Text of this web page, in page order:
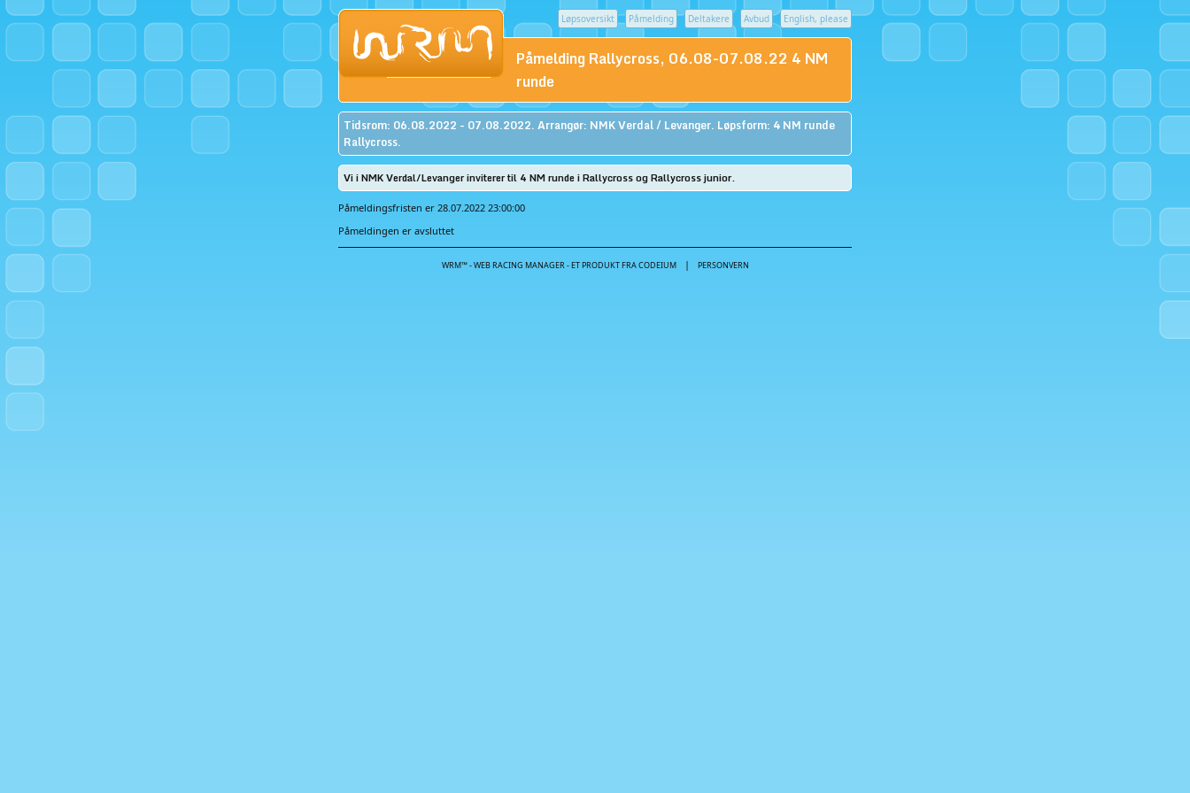
Løpsoversikt Påmelding Deltakere Avbud English, please
Påmelding Rallycross, 06.08-07.08.22 4 NM
runde
Tidsrom: 06.08.2022 - 07.08.2022. Arrangør: NMK Verdal / Levanger. Løpsform: 4 NM runde
Rallycross.
Vi i NMK Verdal/Levanger inviterer til 4 NM runde i Rallycross og Rallycross junior.
Påmeldingsfristen er 28.07.2022 23:00:00
Påmeldingen er avsluttet
WRM™ - WEB RACING MANAGER - ET PRODUKT FRA CODEIUM| PERSONVERN